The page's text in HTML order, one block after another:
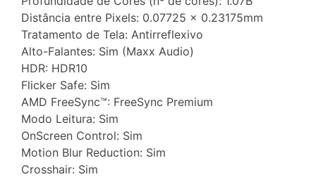
Distância entre Pixels: 0.07725 × 0.23175mm
Tratamento de Tela: Antirreflexivo
Alto-Falantes: Sim (Maxx Audio)
HDR: HDR10
Flicker Safe: Sim
AMD FreeSync™: FreeSync Premium
Modo Leitura: Sim
OnScreen Control: Sim
Motion Blur Reduction: Sim
Crosshair: Sim